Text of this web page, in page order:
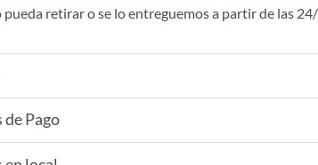
pueda retirar o se lo entreguemos a partir de las 24/
de Pago